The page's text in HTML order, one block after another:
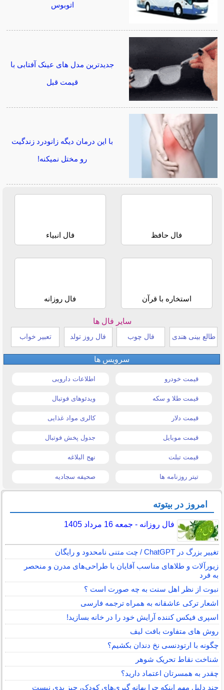
اتوبوس
جدیدترین مدل های عینک آفتابی با
قیمت قبل
با این درمان دیگه زانودرد زندگیت
رو مختل نمیکنه!
فال حافظ فال انبیاء
استخاره با قرآن فال روزانه
سایر فال ها
طالع بینی هندی فال چوب فال روز تولد تعبیر خواب
سرویس ها
قیمت خودرو اطلاعات دارویی
قیمت طلا و سکه ویدئوهای فوتبال
قیمت دلار کالری مواد غذایی
قیمت موبایل جدول پخش فوتبال
قیمت تبلت نهج البلاغه
تیتر روزنامه ها صحیفه سجادیه
امروز در بیتوته
فال روزانه - جمعه 16 مرداد 1405
تغییر بزرگ در ChatGPT / چت متنی نامحدود و رایگان
زیورآلات و طلاهای مناسب آقایان با طراحی‌های مدرن و منحصر
به فرد
نبوت از نظر اهل سنت به چه صورت است ؟
اشعار ترکی عاشقانه به همراه ترجمه فارسی
اسپری فیکس کننده آرایش خود را در خانه بسازید!
روش های متفاوت بافت لیف
چگونه با ارتودنسی نخ دندان بکشیم؟
شناخت نقاط تحریک شوهر
چقدر به همسرتان اعتماد دارید؟
چند دلیل مهم اینکه چرا بهانه گیری‌های کودک، چیز بدی نیست